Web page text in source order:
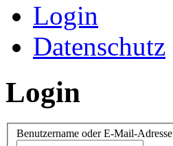
Login
Datenschutz
Login
Benutzername oder E-Mail-Adresse